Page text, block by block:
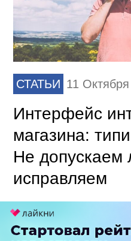
СТАТЬИ 11
Интерфейс
магазина:
Не допускаем
исправляем